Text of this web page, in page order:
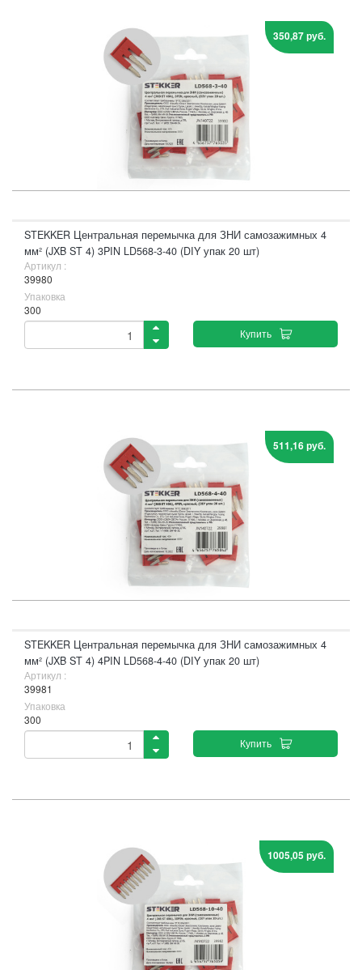
350,87 руб.
STEKKER Центральная перемычка для ЗНИ самозажимных 4
мм² (JXB ST 4) 3PIN LD568-3-40 (DIY упак 20 шт)
Артикул :
39980
Упаковка
300
Купить
511,16 руб.
STEKKER Центральная перемычка для ЗНИ самозажимных 4
мм² (JXB ST 4) 4PIN LD568-4-40 (DIY упак 20 шт)
Артикул :
39981
Упаковка
300
Купить
1005,05 руб.